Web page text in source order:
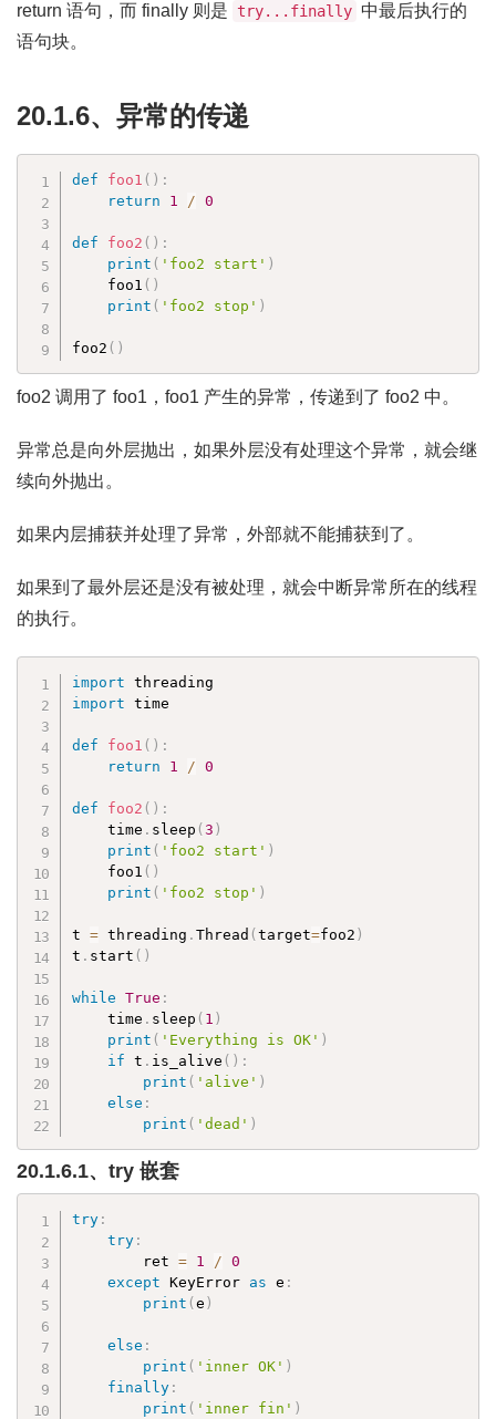
return 语句，而 finally 则是
try...finally 中最后执行的
语句块。
20.1.6、异常的传递
def foo1 ( ) :
return
1 / 0
def foo2 ( ) :
print ( 'foo2 start' )
    foo1
( )
print ( 'foo2 stop' )
foo2 ( )
foo2 调用了 foo1，foo1 产生的异常，传递到了 foo2 中。
异常总是向外层抛出，如果外层没有处理这个异常，就会继
续向外抛出。
如果内层捕获并处理了异常，外部就不能捕获到了。
如果到了最外层还是没有被处理，就会中断异常所在的线程
的执行。
import
import time
def foo1 ( ) :
return
1 / 0
def foo2 ( ) :
    time
. sleep (3 )
print ( 'foo2 start' )
    foo1
( )
print ( 'foo2 stop' )
t = threading .Thread (target=foo2 )
t . start ( )
while True :
    time
. sleep ( 1 )
print ( 'Everything is OK' )
if t . is_alive ( ) :
print ( 'alive' )
else :
print ( 'dead' )
20.1.6.1、try 嵌套
try :
try :
        ret
= 1 /
0
except KeyError as e :
print (e )
else :
print ( 'inner OK' )
finally :
print ( 'inner fin' )